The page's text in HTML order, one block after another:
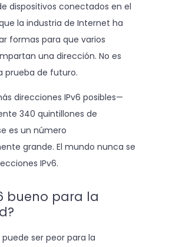
dispositivos conectados en el
la industria de Internet ha
formas para que varios
una dirección. No es
prueba de futuro.
direcciones IPv6 posibles—
340 quintillones de
es un número
grande. El mundo nunca se
IPv6.
bueno para la
puede ser peor para la